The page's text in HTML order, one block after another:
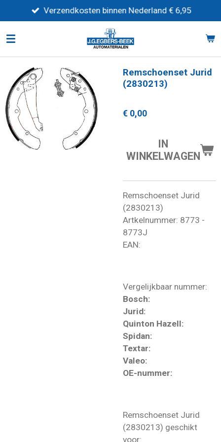
direct
naar
Verzendkosten binnen Nederland € 6,95
Remschoenset Jurid
(2830213)
€ 0,00
IN
WINKELWAGEN
Remschoenset Jurid
(2830213)
Artkelnummer: 8773 -
8773J
EAN:
Vergelijkbaar nummer:
Bosch:
Jurid:
Quinton Hazell:
Spidan:
Textar:
Valeo:
OE-nummer:
Remschoenset Jurid
(2830213) geschikt
voor: